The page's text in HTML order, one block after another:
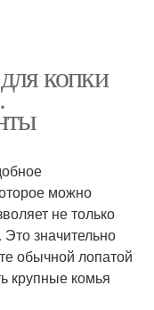
копки
можно
не только
Это значительно
обычной лопатой
крупные комья